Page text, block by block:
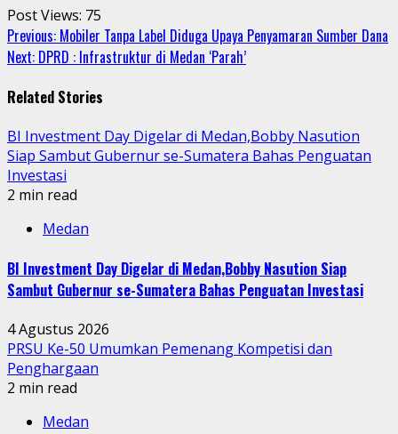
Post Views: 75
Continue
Reading
Previous: Mobiler Tanpa Label Diduga Upaya Penyamaran Sumber Dana
Next: DPRD : Infrastruktur di Medan ‘Parah’
Related Stories
BI Investment Day Digelar di Medan,Bobby Nasution
Siap Sambut Gubernur se-Sumatera Bahas Penguatan
Investasi
2 min read
Medan
BI Investment Day Digelar di Medan,Bobby Nasution Siap
Sambut Gubernur se-Sumatera Bahas Penguatan Investasi
4 Agustus 2026
PRSU Ke-50 Umumkan Pemenang Kompetisi dan
Penghargaan
2 min read
Medan